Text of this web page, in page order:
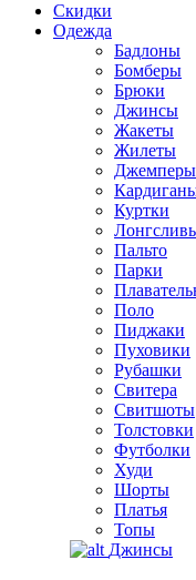
Скидки
Одежда
Бадлоны
Бомберы
Брюки
Джинсы
Жакеты
Жилеты
Джемперы
Куртки
Пальто
Парки
Поло
Пиджаки
Пуховики
Рубашки
Свитера
Свитшоты
Толстовки
Футболки
Худи
Шорты
Платья
Топы
Джинсы